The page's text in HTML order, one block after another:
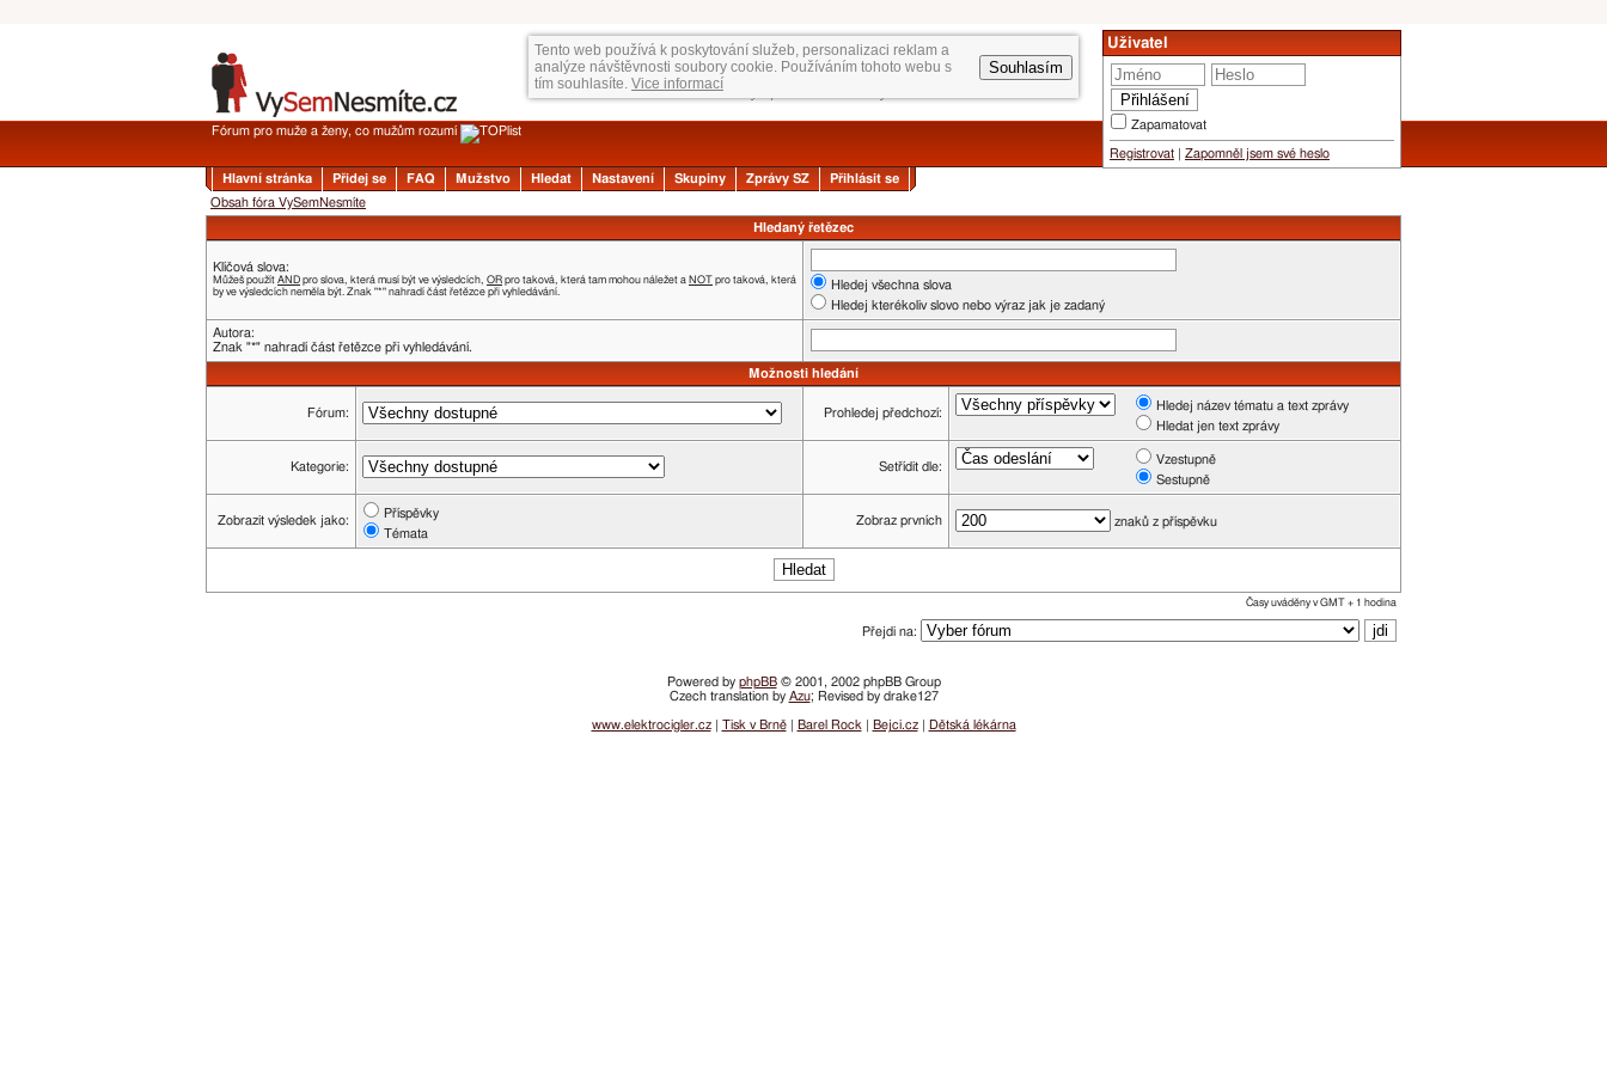
Tento web používá k poskytování služeb, personalizaci reklam a
analýze návštěvnosti soubory cookie. Používáním tohoto webu s
tím souhlasíte. Vice informací
Souhlasím
Uživatel
Zapamatovat
Registrovat Zapomněl jsem své heslo
Fórum pro muže a ženy, co mužům rozumí
Hlavní stránka Přidej se FAQ Mužstvo Hledat Nastavení Skupiny Zprávy SZ
Přihlásit se
Obsah fóra VySemNesmíte
Hledaný řetězec
Klíčová slova:
Můžeš použít AND pro slova, která musí být ve výsledcích, OR pro taková, která tam mohou náležet a NOT pro taková, která
by ve výsledcích neměla být. Znak "*" nahradí část řetězce při vyhledávání.
Hledej všechna slova
Hledej kterékoliv slovo nebo výraz jak je zadaný
Autora:
Znak "*" nahradí část řetězce při vyhledávání.
Možnosti hledání
Fórum: Prohledej předchozí:
Hledej název tématu a text zprávy
Hledat jen text zprávy
Kategorie: Setřídit dle:
Vzestupně
Sestupně
Zobrazit výsledek jako:
Příspěvky
Témata
Zobraz prvních znaků z příspěvku
Časy uváděny v GMT + 1 hodina
Přejdi na:
Powered by phpBB© 2001, 2002 phpBB Group
Czech translation by Azu; Revised by drake127
www.elektrocigler.cz| Tisk v Brně| Barel Rock Bejci.cz| Dětská lékárna